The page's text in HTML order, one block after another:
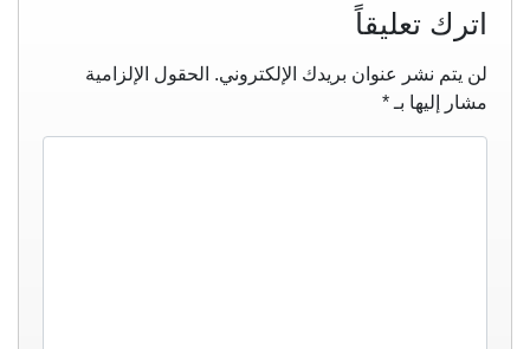
اترك تعليقاً
لن يتم نشر عنوان بريدك الإلكتروني. الحقول الإلزامية
مشار إليها بـ *